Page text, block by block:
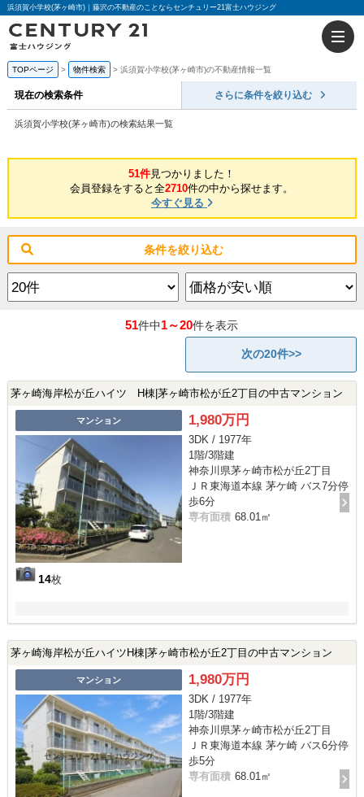
浜須賀小学校(茅ヶ崎市)｜藤沢の不動産のことならセンチュリー21富士ハウジング
TOPページ 物件検索 浜須賀小学校(茅ヶ崎市)の不動産情報一覧
現在の検索条件 さらに条件を絞り込む
浜須賀小学校(茅ヶ崎市)の検索結果一覧
51件見つかりました！
会員登録をすると全2710件の中から探せます。
今すぐ見る
条件を絞り込む
51件中1～20件を表示
次の20件>>
茅ヶ崎海岸松が丘ハイツ H棟|茅ヶ崎市松が丘2丁目の中古マンション
マンション
14枚
1,980万円
3DK / 1977年
1階/3階建
神奈川県茅ヶ崎市松が丘2丁目
ＪＲ東海道本線 茅ケ崎 バス7分停
歩6分
専有面積 68.01㎡
茅ヶ崎海岸松が丘ハイツH棟|茅ヶ崎市松が丘2丁目の中古マンション
マンション 1,980万円
3DK / 1977年
1階/3階建
神奈川県茅ヶ崎市松が丘2丁目
ＪＲ東海道本線 茅ケ崎 バス6分停
歩5分
専有面積 68.01㎡